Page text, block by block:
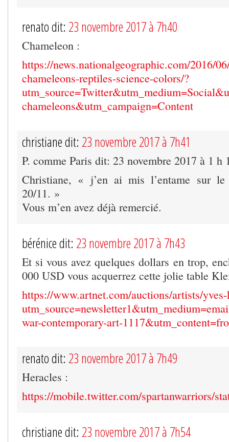
renato dit: 23 novembre 2017 à 7h40
Chameleon :
https://news.nationalgeographic.com/2016/
chameleons-reptiles-science-colors/?
chameleons&utm_campaign=Content
christiane dit: 23 novembre 2017 à 7h41
P. comme Paris dit: 23 novembre 2017 à 1 h
Christiane, « j’en ai mis l’entame sur
20/11. »
Vous m’en avez déjà remercié.
bérénice dit: 23 novembre 2017 à 7h43
Et si vous avez quelques dollars en trop,
000 USD vous acquerrez cette jolie table
https://www.artnet.com/auctions/artists/
war-contemporary-art-
renato dit: 23 novembre 2017 à 7h49
Heracles :
https://mobile.twitter.com/spartanwarriors/
christiane dit: 23 novembre 2017 à 7h54